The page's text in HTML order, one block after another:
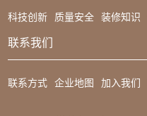
科技创新 质量安全 装修知识
联系我们
联系方式 企业地图 加入我们